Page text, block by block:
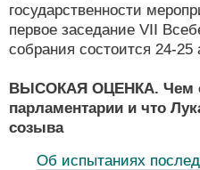
государственности
первое заседание VII
собрания состоится 24-25
ВЫСОКАЯ ОЦЕНКА. Чем
парламентарии и что
созыва
Об испытаниях